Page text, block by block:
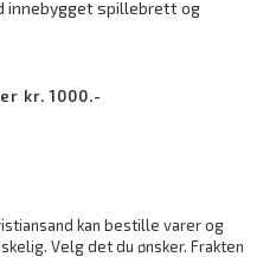
innebygget spillebrett og
kr. 1000.-
kan bestille varer og
Velg det du ønsker. Frakten